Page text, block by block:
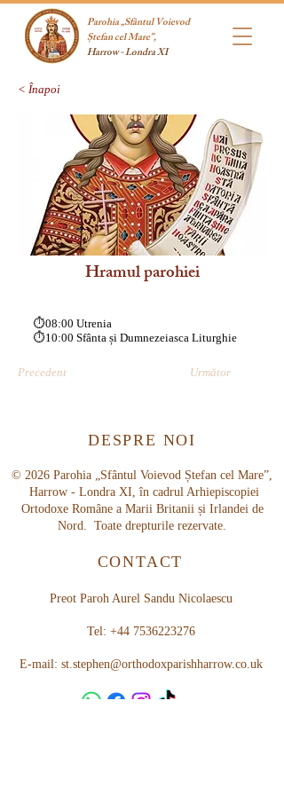
Parohia „Sfântul Voievod
Ștefan cel Mare”,
Harrow - Londra XI
< Înapoi
Hramul parohiei
⏱️08:00 Utrenia
⏱️10:00 Sfânta și Dumnezeiasca Liturghie
Precedent Următor
DESPRE NOI
© 2026 Parohia „Sfântul Voievod Ștefan cel Mare”,
Harrow - Londra XI, în cadrul Arhiepiscopiei
Ortodoxe Române a Marii Britanii și Irlandei de
Nord. Toate drepturile rezervate.
CONTACT
Preot Paroh Aurel Sandu Nicolaescu
Tel: +44 7536223276
E-mail: st.stephen@orthodoxparishharrow.co.uk